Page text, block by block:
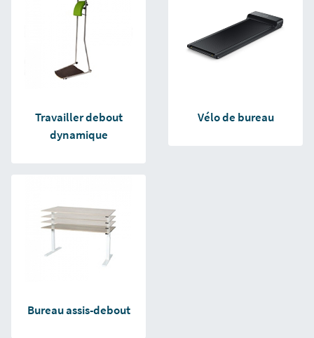
Travailler debout
dynamique
Vélo de bureau
Bureau assis-debout